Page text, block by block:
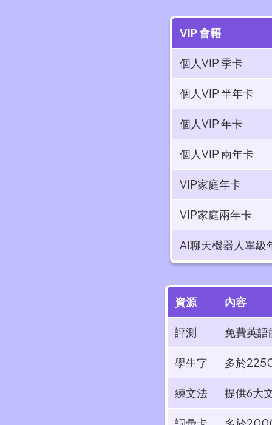
VIP 會籍
個人VIP 季卡
個人VIP 半年卡​
個人VIP 年卡​
個人VIP 兩年卡​
VIP家庭年卡
VIP家庭兩年卡
AI聊天機器人單級
資源​​ 內容
評測 免費英語
學生字 多於
練文法 提供6大